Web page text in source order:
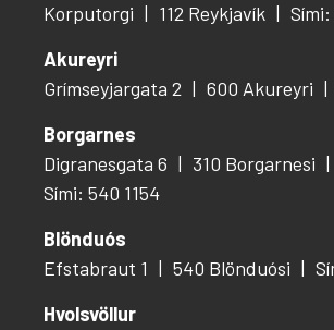
Korputorgi
112 Reykjavík
Sími:
Akureyri
Grímseyjargata 2
600 Akureyri
Borgarnes
Digranesgata 6
310 Borgarnesi
Sími: 540 1154
Blönduós
Efstabraut 1
540 Blönduósi
Hvolsvöllur